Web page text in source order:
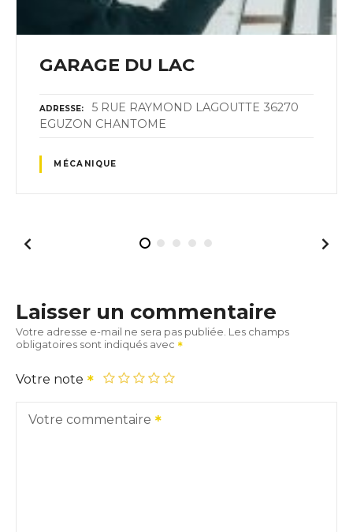
GARAGE DU LAC
ADRESSE
5 RUE RAYMOND LAGOUTTE 36270
EGUZON CHANTOME
MÉCANIQUE
Laisser un commentaire
Votre adresse e-mail ne sera pas publiée. Les champs
obligatoires sont indiqués avec
Votre note
Votre commentaire